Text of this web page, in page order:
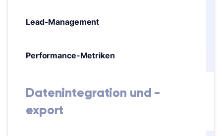
Lead-Management
Performance-Metriken
Datenintegration und -
export